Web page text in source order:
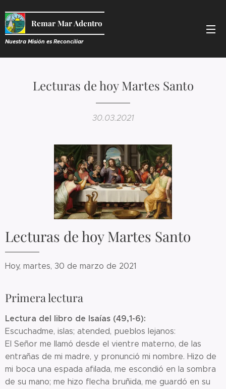
Remar Mar Adentro
Nuestra Misión es Reconciliar
Lecturas de hoy Martes Santo
30.03.2021
Lecturas de hoy Martes Santo
Hoy, martes, 30 de marzo de 2021
Primera lectura
Lectura del libro de Isaías (49,1-6):
Escuchadme, islas; atended, pueblos lejanos:
El Señor me llamó desde el vientre materno, de las
entrañas de mi madre, y pronunció mi nombre. Hizo de
mi boca una espada afilada, me escondió en la sombra
de su mano; me hizo flecha bruñida, me guardó en su